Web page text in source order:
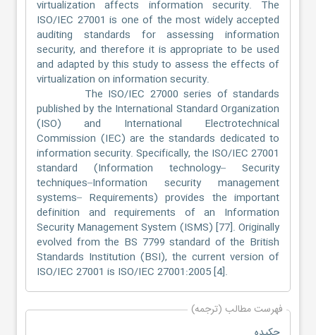
virtualization affects information security. The
ISO/IEC 27001 is one of the most widely accepted
auditing standards for assessing information
security, and therefore it is appropriate to be used
and adapted by this study to assess the effects of
virtualization on information security.
The ISO/IEC 27000 series of standards
published by the International Standard Organization
(ISO) and International Electrotechnical
Commission (IEC) are the standards dedicated to
information security. Specifically, the ISO/IEC 27001
standard (Information technology– Security
techniques–Information security management
systems– Requirements) provides the important
definition and requirements of an Information
Security Management System (ISMS) [77]. Originally
evolved from the BS 7799 standard of the British
Standards Institution (BSI), the current version of
ISO/IEC 27001 is ISO/IEC 27001:2005 [4].
فهرست مطالب (ترجمه)